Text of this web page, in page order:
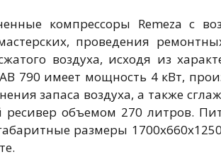
компрессоры Remeza с
проведения
воздуха, исходя из
790 имеет мощность 4 кВт,
запаса воздуха, а также
объемом 270 литров.
размеры